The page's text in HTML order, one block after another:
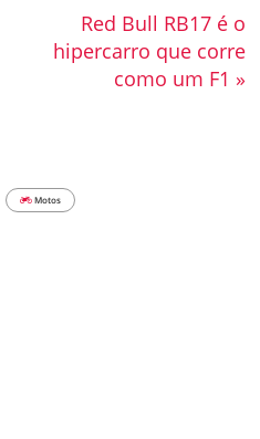
Red Bull RB17 é o
hipercarro que corre
como um F1 »
Motos